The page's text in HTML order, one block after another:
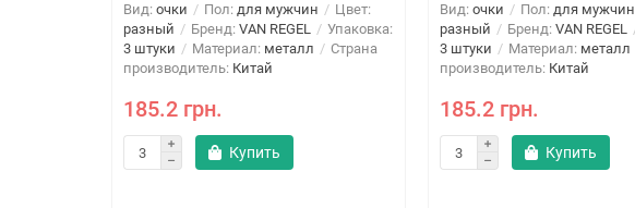
Вид: очки Пол: для мужчин
Цвет:
разный
Бренд: VAN REGEL
Упаковка:
3 штуки
Материал: металл
Страна
производитель: Китай
185.2 грн.
Купить
Вид: очки Пол: для мужчин
разный
Бренд: VAN REGEL
3 штуки
Материал: металл
производитель: Китай
185.2 грн.
Купить